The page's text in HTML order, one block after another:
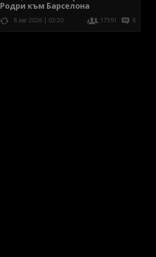
Родри към Барселона
8 авг 2026 | 03:20 17591 8